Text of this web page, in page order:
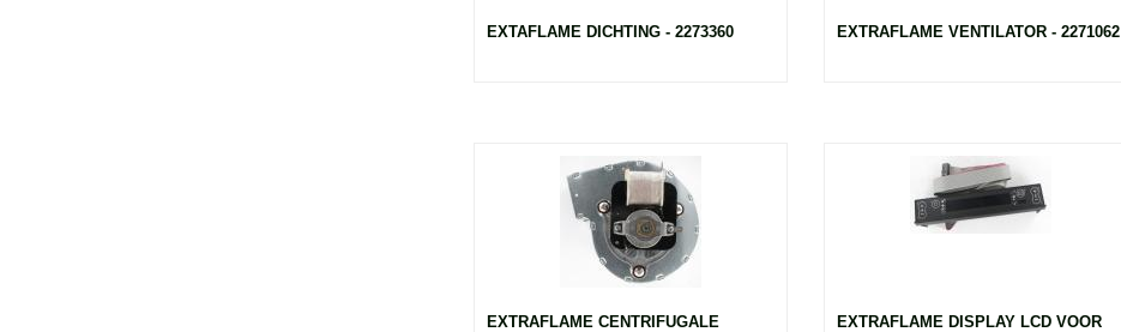
EXTAFLAME DICHTING - 2273360 EXTRAFLAME VENTILATOR - 2271062
EXTRAFLAME CENTRIFUGALE
EXTRAFLAME DISPLAY LCD VOOR